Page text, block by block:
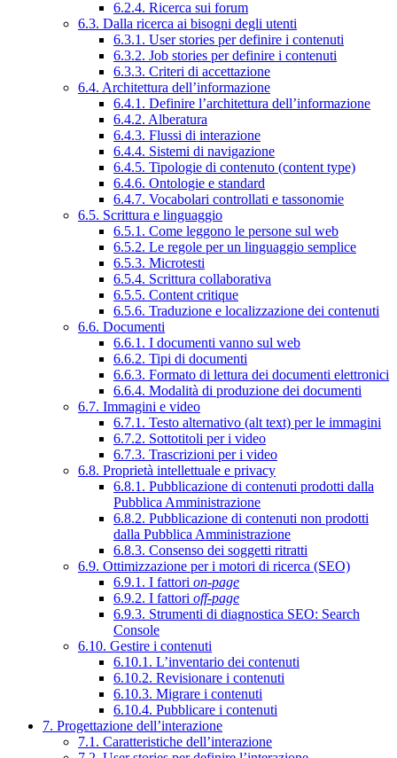
6.2.4. Ricerca sui forum
6.3. Dalla ricerca ai bisogni degli utenti
6.3.1. User stories per definire i contenuti
6.3.2. Job stories per definire i contenuti
6.3.3. Criteri di accettazione
6.4. Architettura dell’informazione
6.4.1. Definire l’architettura dell’informazione
6.4.2. Alberatura
6.4.3. Flussi di interazione
6.4.4. Sistemi di navigazione
6.4.5. Tipologie di contenuto (content type)
6.4.6. Ontologie e standard
6.4.7. Vocabolari controllati e tassonomie
6.5. Scrittura e linguaggio
6.5.1. Come leggono le persone sul web
6.5.2. Le regole per un linguaggio semplice
6.5.3. Microtesti
6.5.4. Scrittura collaborativa
6.5.5. Content critique
6.5.6. Traduzione e localizzazione dei contenuti
6.6. Documenti
6.6.1. I documenti vanno sul web
6.6.2. Tipi di documenti
6.6.3. Formato di lettura dei documenti elettronici
6.6.4. Modalità di produzione dei documenti
6.7. Immagini e video
6.7.1. Testo alternativo (alt text) per le immagini
6.7.2. Sottotitoli per i video
6.7.3. Trascrizioni per i video
6.8. Proprietà intellettuale e privacy
6.8.1. Pubblicazione di contenuti prodotti dalla
Pubblica Amministrazione
6.8.2. Pubblicazione di contenuti non prodotti
dalla Pubblica Amministrazione
6.8.3. Consenso dei soggetti ritratti
6.9. Ottimizzazione per i motori di ricerca (SEO)
6.9.1. I fattori on-page
6.9.2. I fattori off-page
6.9.3. Strumenti di diagnostica SEO: Search
Console
6.10. Gestire i contenuti
6.10.1. L’inventario dei contenuti
6.10.2. Revisionare i contenuti
6.10.3. Migrare i contenuti
6.10.4. Pubblicare i contenuti
7. Progettazione dell’interazione
7.1. Caratteristiche dell’interazione